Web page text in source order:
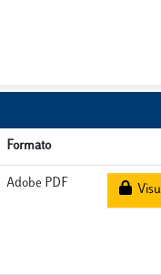
Formato
Adobe PDF